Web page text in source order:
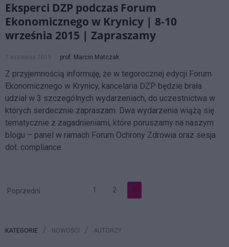
Eksperci DZP podczas Forum
Ekonomicznego w Krynicy | 8-10
września 2015 | Zapraszamy
7 września 2015 prof. Marcin Matczak
Z przyjemnością informuję, że w tegorocznej edycji Forum
Ekonomicznego w Krynicy, kancelaria DZP będzie brała
udział w 3 szczególnych wydarzeniach, do uczestnictwa w
których serdecznie zapraszam. Dwa wydarzenia wiążą się
tematycznie z zagadnieniami, które poruszamy na naszym
blogu – panel w ramach Forum Ochrony Zdrowia oraz sesja
dot. compliance.
Poprzedni 1 2 3
KATEGORIE NOWOŚCI AUTORZY